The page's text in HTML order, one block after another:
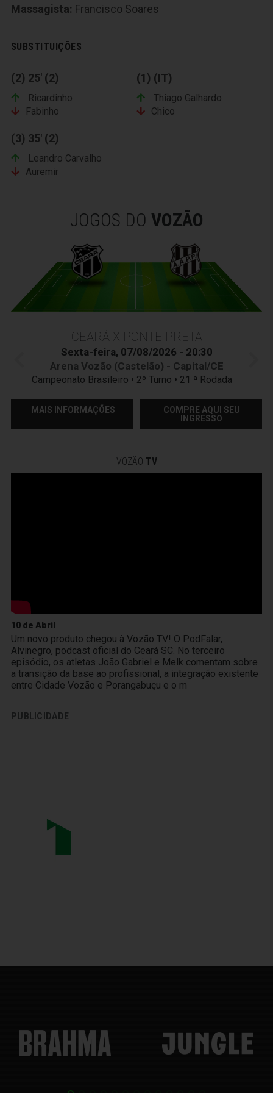
Massagista: Francisco Soares
SUBSTITUIÇÕES
(2) 25' (2)
Ricardinho
Fabinho
(1) (IT)
Thiago Galhardo
Chico
(3) 35' (2)
Leandro Carvalho
Auremir
JOGOS DO VOZÃO
CEARÁ X PONTE PRETA
Sexta-feira, 07/08/2026 - 20:30
Arena Vozão (Castelão) - Capital/CE
Campeonato Brasileiro • 2º Turno • 21 ª Rodada
MAIS INFORMAÇÕES
COMPRE AQUI SEU
INGRESSO
VOZÃO TV
10 de Abril
Um novo produto chegou à Vozão TV! O PodFalar,
Alvinegro, podcast oficial do Ceará SC. No terceiro
episódio, os atletas João Gabriel e Melk comentam sobre
a transição da base ao profissional, a integração existente
entre Cidade Vozão e Porangabuçu e o m
PUBLICIDADE